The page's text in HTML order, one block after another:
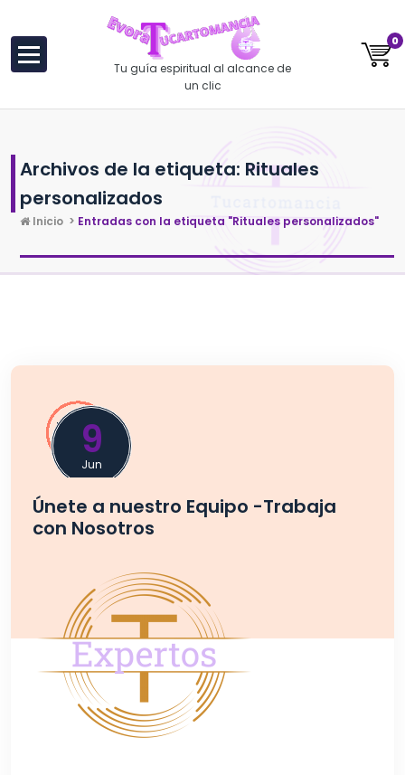
Tu guía espiritual al alcance de
un clic
0
Archivos de la etiqueta: Rituales
personalizados
Inicio > Entradas con la etiqueta "Rituales personalizados"
9
Jun
Únete a nuestro Equipo -Trabaja
con Nosotros